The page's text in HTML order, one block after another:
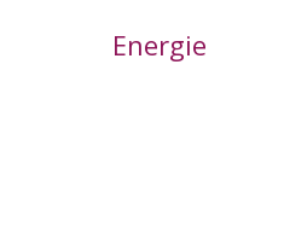
Energie